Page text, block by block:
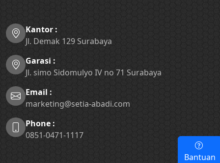
Kantor :
Jl. Demak 129 Surabaya
Garasi :
Jl. simo Sidomulyo IV no 71 Surabaya
Email :
marketing@setia-abadi.com
Phone :
0851-0471-1117
Bantuan